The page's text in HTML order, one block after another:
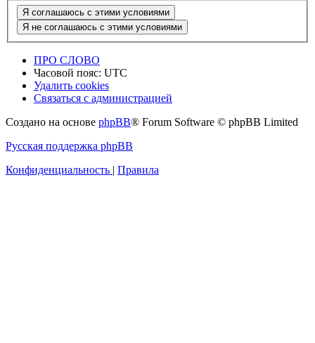
ПРО СЛОВО
Часовой пояс: UTC
Удалить cookies
Связаться с администрацией
Создано на основе phpBB® Forum Software © phpBB Limited
Русская поддержка phpBB
Конфиденциальность | Правила